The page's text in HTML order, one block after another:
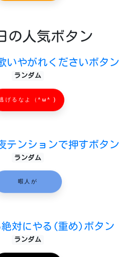
人気ボタン
いやがれくださいボタン
ランダム
げるなよ（^ω^ )
テンションで押すボタン
ランダム
暇人が
絶対にやる(重め)ボタン
ランダム